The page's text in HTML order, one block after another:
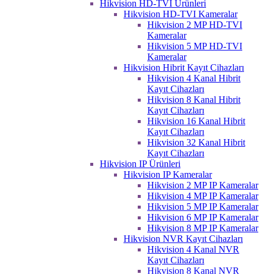
Hikvision HD-TVI Ürünleri
Hikvision HD-TVI Kameralar
Hikvision 2 MP HD-TVI
Kameralar
Hikvision 5 MP HD-TVI
Kameralar
Hikvision Hibrit Kayıt Cihazları
Hikvision 4 Kanal Hibrit
Kayıt Cihazları
Hikvision 8 Kanal Hibrit
Kayıt Cihazları
Hikvision 16 Kanal Hibrit
Kayıt Cihazları
Hikvision 32 Kanal Hibrit
Kayıt Cihazları
Hikvision IP Ürünleri
Hikvision IP Kameralar
Hikvision 2 MP IP Kameralar
Hikvision 4 MP IP Kameralar
Hikvision 5 MP IP Kameralar
Hikvision 6 MP IP Kameralar
Hikvision 8 MP IP Kameralar
Hikvision NVR Kayıt Cihazları
Hikvision 4 Kanal NVR
Kayıt Cihazları
Hikvision 8 Kanal NVR